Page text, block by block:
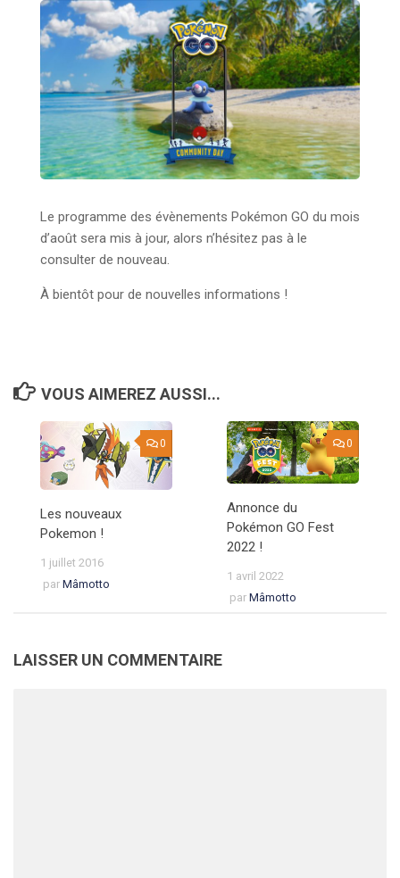
Le programme des évènements Pokémon GO du mois
d’août sera mis à jour, alors n’hésitez pas à le
consulter de nouveau.
À bientôt pour de nouvelles informations !
VOUS AIMEREZ AUSSI...
0
Les nouveaux
Pokemon !
1 juillet 2016
par Mâmotto
0
Annonce du
Pokémon GO Fest
2022 !
1 avril 2022
par Mâmotto
LAISSER UN COMMENTAIRE